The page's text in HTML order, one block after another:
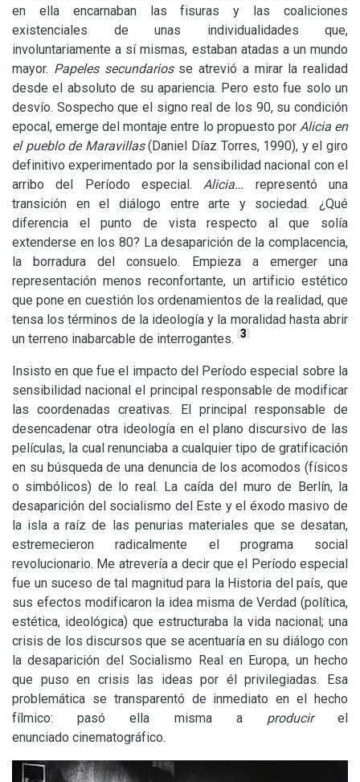
en ella encarnaban las fisuras y las coaliciones
existenciales de unas individualidades que,
involuntariamente a sí mismas, estaban atadas a un mundo
mayor. Papeles secundariosse atrevió a mirar la realidad
desde el absoluto de su apariencia. Pero esto fue solo un
desvío. Sospecho que el signo real de los 90, su condición
epocal, emerge del montaje entre lo propuesto por Alicia en
el pueblo de Maravillas(Daniel Díaz Torres, 1990), y el giro
definitivo experimentado por la sensibilidad nacional con el
arribo del Período especial.Alicia… representó una
transición en el diálogo entre arte y sociedad. ¿Qué
diferencia el punto de vista respecto al que solía
extenderse en los 80? La desaparición de la complacencia,
la borradura del consuelo. Empieza a emerger una
representación menos reconfortante, un artificio estético
que pone en cuestión los ordenamientos de la realidad, que
tensa los términos de la ideología y la moralidad hasta abrir
un terreno inabarcable de interrogantes. 3
Insisto en que fue el impacto del Período especial sobre la
sensibilidad nacional el principal responsable de modificar
las coordenadas creativas. El principal responsable de
desencadenar otra ideología en el plano discursivo de las
películas, la cual renunciaba a cualquier tipo de gratificación
en su búsqueda de una denuncia de los acomodos (físicos
o simbólicos) de lo real. La caída del muro de Berlín, la
desaparición del socialismo del Este y el éxodo masivo de
la isla a raíz de las penurias materiales que se desatan,
estremecieron radicalmente el programa social
revolucionario. Me atrevería a decir que el Período especial
fue un suceso de tal magnitud para la Historia del país, que
sus efectos modificaron la idea misma de Verdad (política,
estética, ideológica) que estructuraba la vida nacional; una
crisis de los discursos que se acentuaría en su diálogo con
la desaparición del Socialismo Real en Europa, un hecho
que puso en crisis las ideas por él privilegiadas. Esa
problemática se transparentó de inmediato en el hecho
fílmico: pasó ella misma a producirel
enunciado cinematográfico.